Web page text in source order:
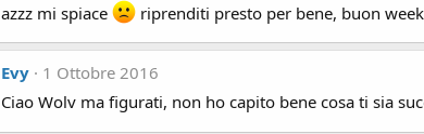
azzz mi spiace
riprenditi presto per bene, buon
Evy
1 Ottobre 2016
Ciao Wolv ma figurati, non ho capito bene cosa ti sia